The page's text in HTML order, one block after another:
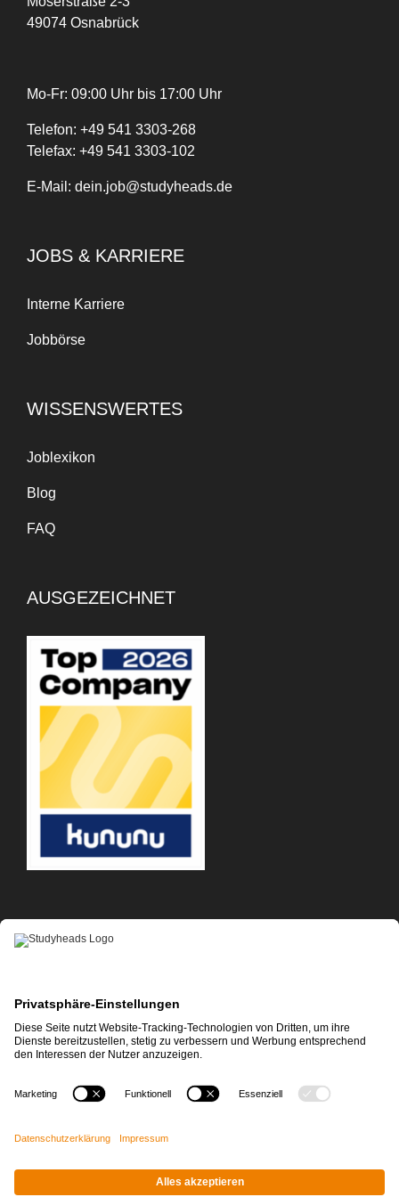
49074 Osnabrück
Mo-Fr: 09:00 Uhr bis 17:00 Uhr
Telefon: +49 541 3303-268
Telefax: +49 541 3303-102
E-Mail: dein.job@studyheads.de
JOBS & KARRIERE
Interne Karriere
Jobbörse
WISSENSWERTES
Joblexikon
Blog
FAQ
AUSGEZEICHNET